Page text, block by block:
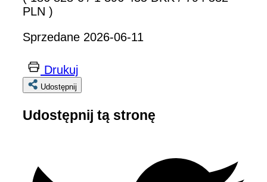
PLN )
Sprzedane 2026-06-11
Drukuj
Udostępnij
Udostępnij tą stronę